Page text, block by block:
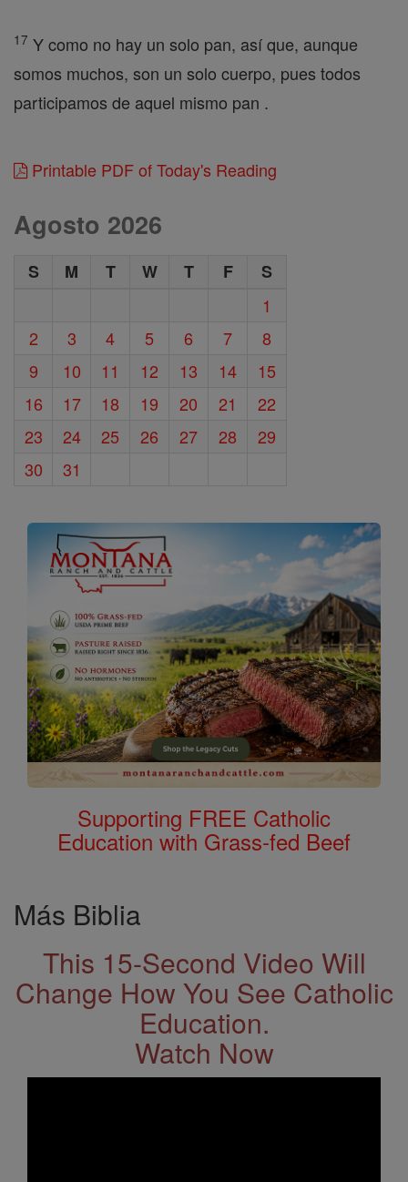
17 Y como no hay un solo pan, así que, aunque
somos muchos, son un solo cuerpo, pues todos
participamos de aquel mismo pan .
Printable PDF of Today's Reading
Agosto 2026
S M T W T F
S
1
2
3 4 5 6 7
8
9
10 11 12 13 14
15
16
17 18 19 20 21
22
23
24 25 26 27 28
29
30
31
Supporting FREE Catholic
Education with Grass-fed Beef
Más Biblia
This 15-Second Video Will
Change How You See Catholic
Education.
Watch Now